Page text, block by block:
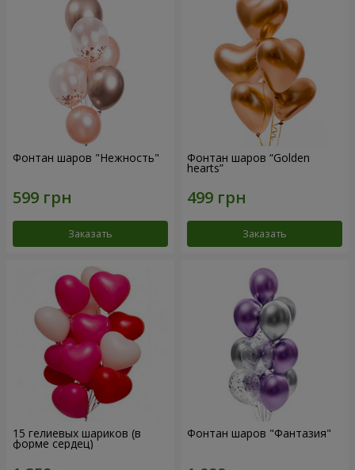
Фонтан шаров "Нежность"
Заказать
Фонтан шаров “Golden
hearts”
Заказать
15 гелиевых шариков (в
форме сердец)
Фонтан шаров "Фантазия"